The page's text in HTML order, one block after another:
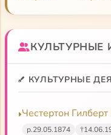
КУЛЬТУРНЫЕ
КУЛЬТУРНЫЕ
Честертон
р.29.05.1874 †